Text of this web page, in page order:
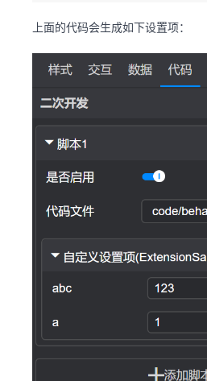
上面的代码会生成如下设置项：